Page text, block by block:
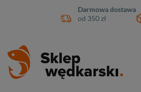
Darmowa dostawa
od 350 zł